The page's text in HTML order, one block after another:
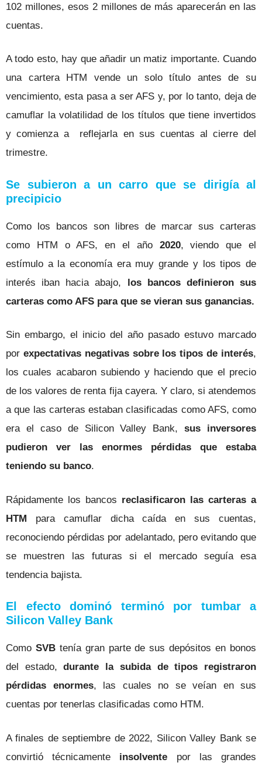
102 millones, esos 2 millones de más aparecerán en las
cuentas.
A todo esto, hay que añadir un matiz importante. Cuando
una cartera HTM vende un solo título antes de su
vencimiento, esta pasa a ser AFS y, por lo tanto, deja de
camuflar la volatilidad de los títulos que tiene invertidos
y comienza a reflejarla en sus cuentas al cierre del
trimestre.
Se subieron a un carro que se dirigía al
precipicio
Como los bancos son libres de marcar sus carteras
como HTM o AFS, en el año 2020, viendo que el
estímulo a la economía era muy grande y los tipos de
interés iban hacia abajo, los bancos definieron sus
carteras como AFS para que se vieran sus ganancias.
Sin embargo, el inicio del año pasado estuvo marcado
por expectativas negativas sobre los tipos de interés,
los cuales acabaron subiendo y haciendo que el precio
de los valores de renta fija cayera. Y claro, si atendemos
a que las carteras estaban clasificadas como AFS, como
era el caso de Silicon Valley Bank,sus inversores
pudieron ver las enormes pérdidas que estaba
teniendo su banco.
Rápidamente los bancos reclasificaron las carteras a
HTM para camuflar dicha caída en sus cuentas,
reconociendo pérdidas por adelantado, pero evitando que
se muestren las futuras si el mercado seguía esa
tendencia bajista.
El efecto dominó terminó por tumbar a
Silicon Valley Bank
Como SVBtenía gran parte de sus depósitos en bonos
del estado, durante la subida de tipos registraron
pérdidas enormes, las cuales no se veían en sus
cuentas por tenerlas clasificadas como HTM.
A finales de septiembre de 2022, Silicon Valley Bank se
convirtió técnicamente insolvente por las grandes